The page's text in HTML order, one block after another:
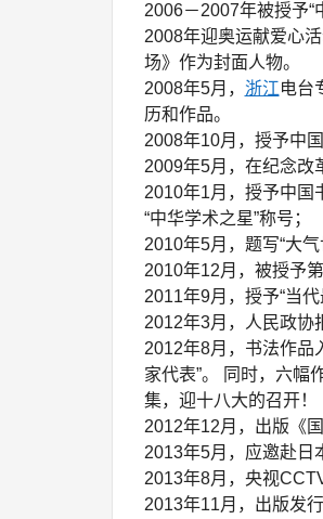
2006－2007年被授予“
2008年迎奥运献爱心
场》作为封面人物。
2008年5月， 浙江电台
历和作品。
2008年10月，授予中
2009年5月，在纪念改
2010年1月，授予中国
“中华学术之星”称号；
2010年5月，题写“大气
2010年12月，被授予
2011年9月，授予“当
2012年3月，人民政协
2012年8月，书法作品
家代表”。 同时，六幅
集，迎十八大的召开！
2012年12月，出版《
2013年5月，应邀赴日
2013年8月，央视
2013年11月，出版发行